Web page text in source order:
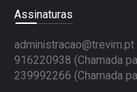
Assinaturas
administracao@trevim.pt
916220938 (Chamada
239992266 (Chamada